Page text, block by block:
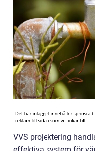
VVS projektering